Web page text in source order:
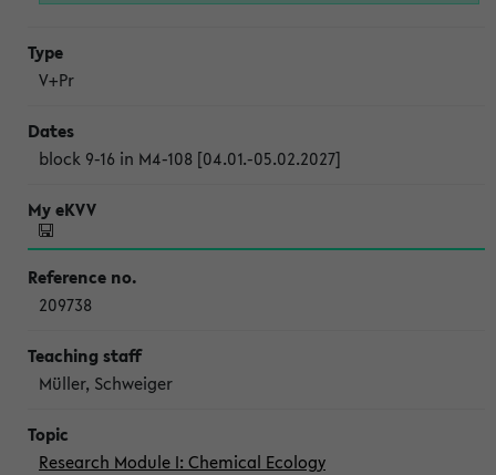
V+Pr
block 9-16 in M4-108 [04.01.-05.02.2027]
209738
Müller, Schweiger
Research Module I: Chemical Ecology